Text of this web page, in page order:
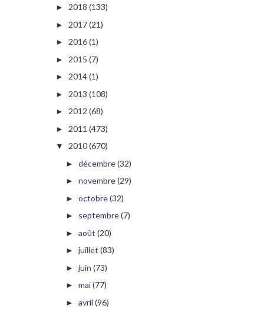
► 2018 (133)
► 2017(21)
► 2016(1)
► 2015 (7)
► 2014(1)
► 2013 (108)
► 2012 (68)
► 2011 (473)
▼ 2010(670)
► décembre(32)
► novembre(29)
► octobre(32)
► septembre(7)
► août (20)
► juillet (83)
► juin (73)
► mai(77)
► avril (96)